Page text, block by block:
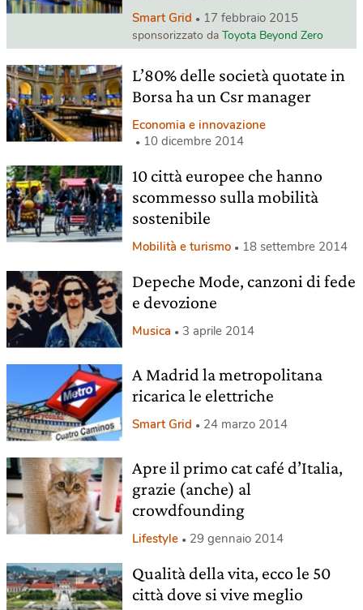
Smart Grid 17 febbraio 2015
sponsorizzato da Toyota Beyond Zero
L’80% delle società quotate in
Borsa ha un Csr manager
Economia e innovazione
10 dicembre 2014
10 città europee che hanno
scommesso sulla mobilità
sostenibile
Mobilità e turismo 18 settembre 2014
Depeche Mode, canzoni di fede
e devozione
Musica 3 aprile 2014
A Madrid la metropolitana
ricarica le elettriche
Smart Grid 24 marzo 2014
Apre il primo cat café d’Italia,
grazie (anche) al
crowdfounding
Lifestyle 29 gennaio 2014
Qualità della vita, ecco le 50
città dove si vive meglio